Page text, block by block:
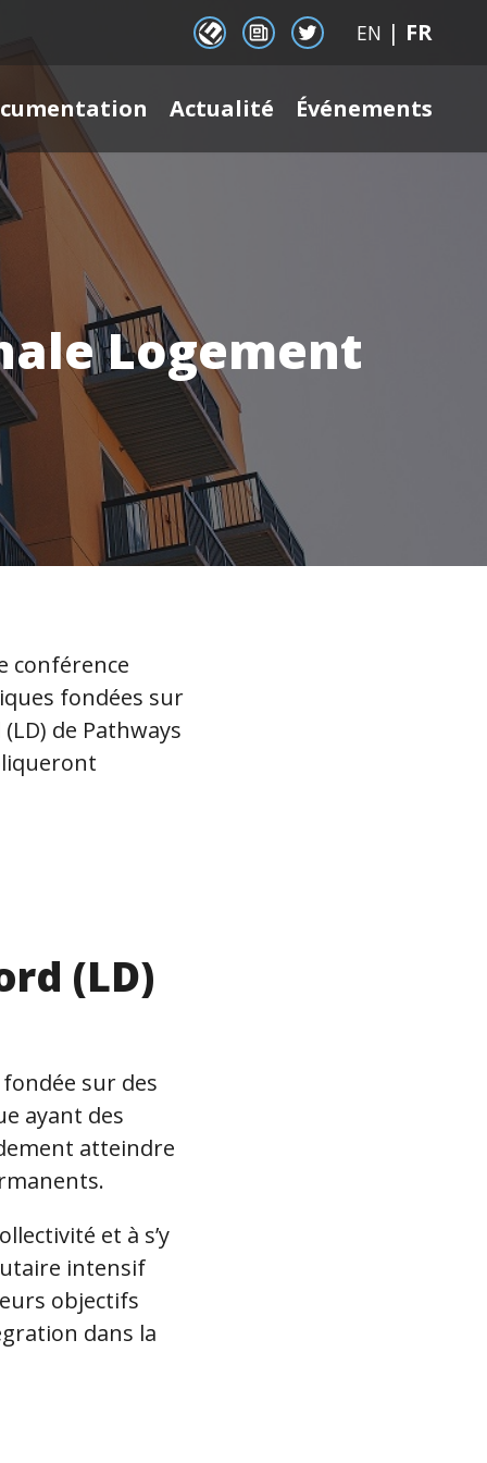
EENet Connect
Newsletter signup
TwitterEN | FR
Actualité Événements
Logement
conférence
fondées sur
de Pathways
(LD)
sur des
ayant des
atteindre
et à s’y
intensif
objectifs
dans la